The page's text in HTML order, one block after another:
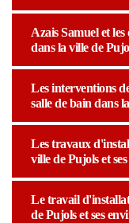
Azais Samuel et
dans la ville de
Les interventions
salle de bain dans
Les travaux
ville de Pujols et
Le travail
de Pujols et ses